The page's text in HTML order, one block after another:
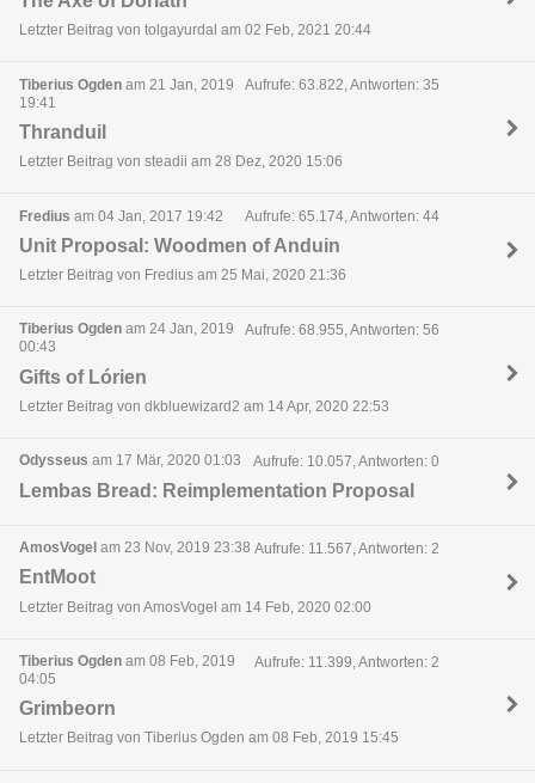
Letzter Beitrag von tolgayurdal am 02 Feb, 2021 20:44
Tiberius Ogden am 21 Jan, 2019
19:41
Aufrufe: 63.822, Antworten: 35
Thranduil
Letzter Beitrag von steadii am 28 Dez, 2020 15:06
Fredius am 04 Jan, 2017 19:42 Aufrufe: 65.174, Antworten: 44
Unit Proposal: Woodmen of Anduin
Letzter Beitrag von Fredius am 25 Mai, 2020 21:36
Tiberius Ogden am 24 Jan, 2019
00:43
Aufrufe: 68.955, Antworten: 56
Gifts of Lórien
Letzter Beitrag von dkbluewizard2 am 14 Apr, 2020 22:53
Odysseus am 17 Mär, 2020 01:03 Aufrufe: 10.057, Antworten: 0
Lembas Bread: Reimplementation Proposal
AmosVogel am 23 Nov, 2019 23:38 Aufrufe: 11.567, Antworten: 2
EntMoot
Letzter Beitrag von AmosVogel am 14 Feb, 2020 02:00
Tiberius Ogden am 08 Feb, 2019
04:05
Aufrufe: 11.399, Antworten: 2
Grimbeorn
Letzter Beitrag von Tiberius Ogden am 08 Feb, 2019 15:45